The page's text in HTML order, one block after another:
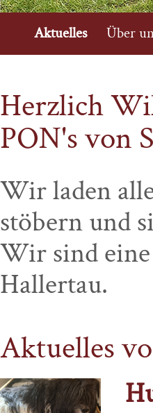
Aktuelles Über
Herzlich
PON's von
Wir laden
stöbern und
Wir sind
Hallertau.
Aktuelles